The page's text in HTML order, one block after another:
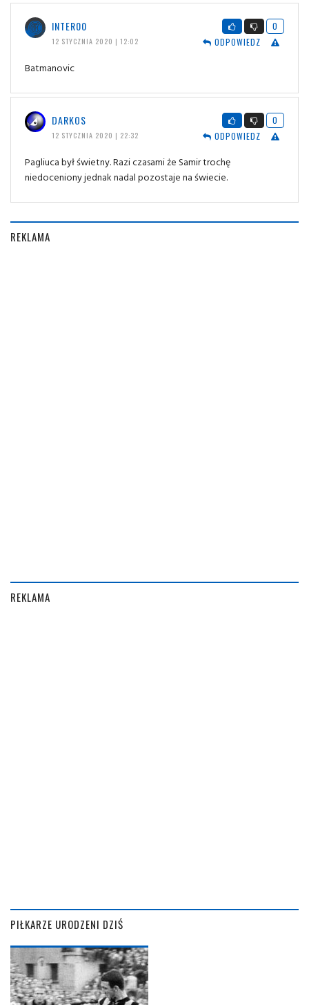
INTER00
12 STYCZNIA 2020 | 12:02
0
ODPOWIEDZ
Batmanovic
DARKOS
12 STYCZNIA 2020 | 22:32
0
ODPOWIEDZ
Pagliuca był świetny. Razi czasami że Samir trochę
niedoceniony jednak nadal pozostaje na świecie.
REKLAMA
REKLAMA
PIŁKARZE URODZENI DZIŚ